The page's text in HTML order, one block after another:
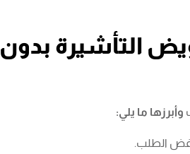
التأشيرة بدون
وأبرزها ما يلي:
الطلب.